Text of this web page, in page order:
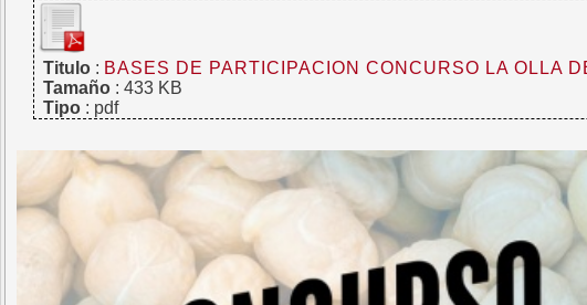
Titulo: BASES DE PARTICIPACION CONCURSO LA OLLA
Tamaño: 433 KB
Tipo: pdf